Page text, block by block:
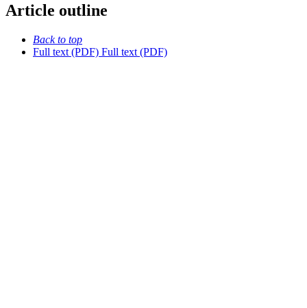
Article outline
Back to top
Full text (PDF) Full text (PDF)